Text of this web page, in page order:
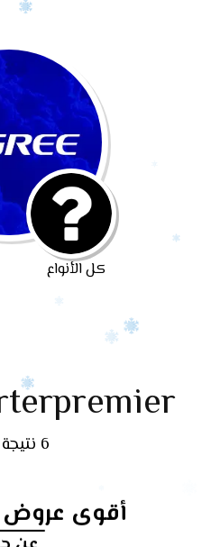
كل الأنواع
6 نتيجة بحث
أقوى عروض